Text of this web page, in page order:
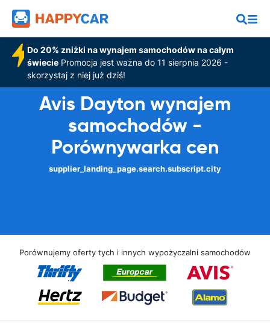
Do 20% zniżki na wynajem samochodów na całym
świeciePromocja jest ważna do 11 sierpnia 2026 -
skorzystaj z niej już dziś!
Avis Dayton wynajem
samochodów -
Porównywarka cen
supplier_landing_page.search.subscript.city
Porównujemy oferty tych i innych wypożyczalni samochodów